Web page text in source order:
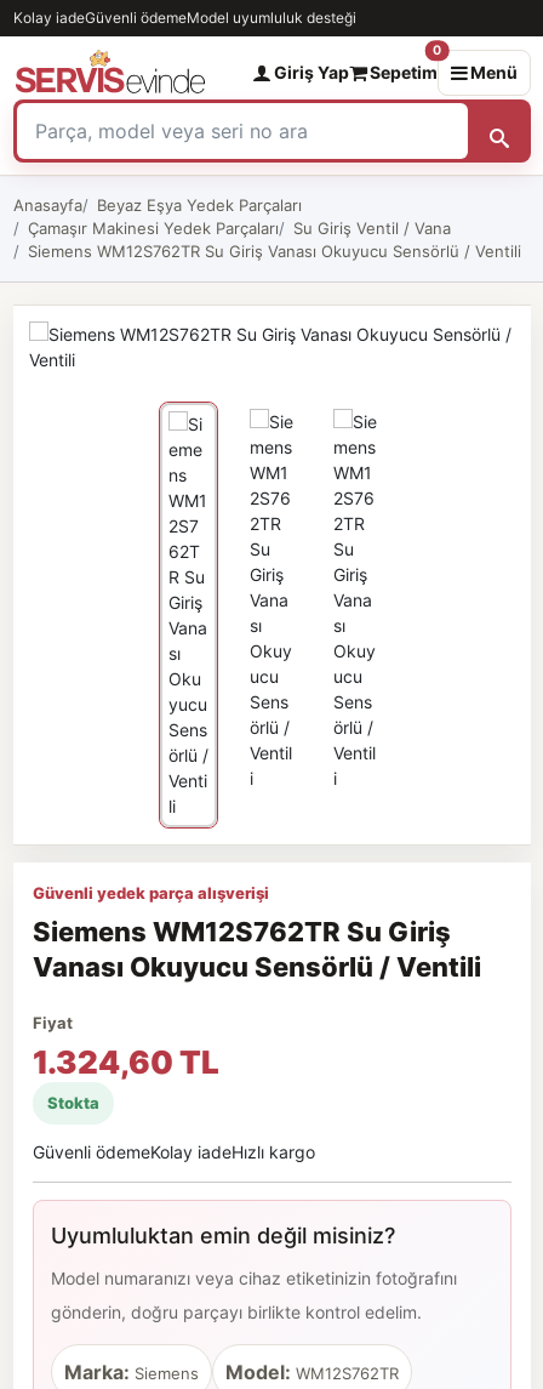
Kolay iadeGüvenli ödemeModel uyumluluk desteği
Giriş Yap Sepetim
0
Menü
Anasayfa
Beyaz Eşya Yedek Parçaları
Çamaşır Makinesi Yedek Parçaları
Su Giriş Ventil / Vana
Siemens WM12S762TR Su Giriş Vanası Okuyucu Sensörlü / Ventili
Güvenli yedek parça alışverişi
Siemens WM12S762TR Su Giriş
Vanası Okuyucu Sensörlü / Ventili
Fiyat
1.324,60 TL
Stokta
Güvenli ödemeKolay iadeHızlı kargo
Uyumluluktan emin değil misiniz?
Model numaranızı veya cihaz etiketinizin fotoğrafını
gönderin, doğru parçayı birlikte kontrol edelim.
Marka: Siemens Model: WM12S762TR